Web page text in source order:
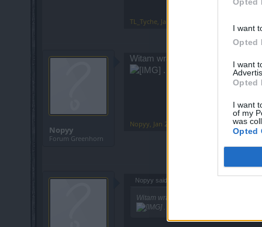
I want
Opted
I want
Opted
I want
of my
was
Opted
TL_Tyche Jan 22, 2020
Nopyy
Forum Greenhorn
Witam wracam po dłuższej
. Próbowałem
Nopyy Jan 24, 2020
Nopyy said:
Witam wracam po dłuższej przerwie i